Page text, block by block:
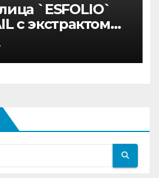
`ESFOLIO`
с экстрактом
200 мл